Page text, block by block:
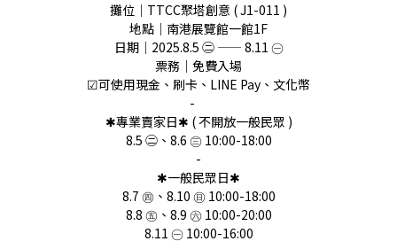
攤位｜TTCC聚塔創意 ( J1-011 )
地點｜南港展覽館一館1F
日期｜2025.8.5 ㊁ —— 8.11 ㊀
票務｜免費入場
☑可使用現金、刷卡、LINE Pay、文化幣
-
✱專業賣家日✱ ( 不開放一般民眾 )
8.5 ㊁、8.6 ㊂ 10:00-18:00
-
✱一般民眾日✱
8.7 ㊃、8.10 ㊐ 10:00-18:00
8.8 ㊄、8.9 ㊅ 10:00-20:00
8.11 ㊀ 10:00-16:00